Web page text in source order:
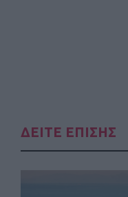
ΔΕΙΤΕ ΕΠΙΣΗΣ